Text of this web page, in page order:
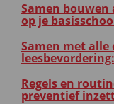
Samen bouwen
op je
Samen met alle
Regels en
preventief